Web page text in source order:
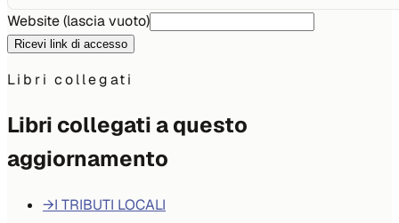
Website (lascia vuoto)
Ricevi link di accesso
Libri collegati
Libri collegati a questo
aggiornamento
→I TRIBUTI LOCALI